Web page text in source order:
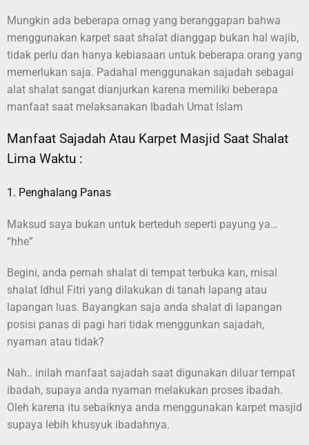
Mungkin ada beberapa ornag yang beranggapan bahwa
menggunakan karpet saat shalat dianggap bukan hal wajib,
tidak perlu dan hanya kebiasaan untuk beberapa orang yang
memerlukan saja. Padahal menggunakan sajadah sebagai
alat shalat sangat dianjurkan karena memiliki beberapa
manfaat saat melaksanakan Ibadah Umat Islam
Manfaat Sajadah Atau Karpet Masjid Saat Shalat
Lima Waktu :
1. Penghalang Panas
Maksud saya bukan untuk berteduh seperti payung ya…
“hhe”
Begini, anda pernah shalat di tempat terbuka kan, misal
shalat Idhul Fitri yang dilakukan di tanah lapang atau
lapangan luas. Bayangkan saja anda shalat di lapangan
posisi panas di pagi hari tidak menggunkan sajadah,
nyaman atau tidak?
Nah.. inilah manfaat sajadah saat digunakan diluar tempat
ibadah, supaya anda nyaman melakukan proses ibadah.
Oleh karena itu sebaiknya anda menggunakan karpet masjid
supaya lebih khusyuk ibadahnya.